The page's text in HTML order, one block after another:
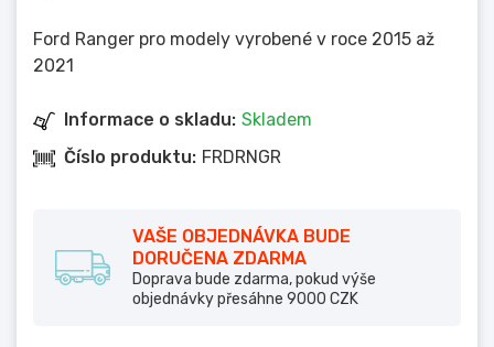
Ford Ranger pro modely vyrobené v roce 2015 až
2021
Informace o skladu: Skladem
Číslo produktu: FRDRNGR
VAŠE OBJEDNÁVKA BUDE
DORUČENA ZDARMA
Doprava bude zdarma, pokud výše
objednávky přesáhne 9000 CZK